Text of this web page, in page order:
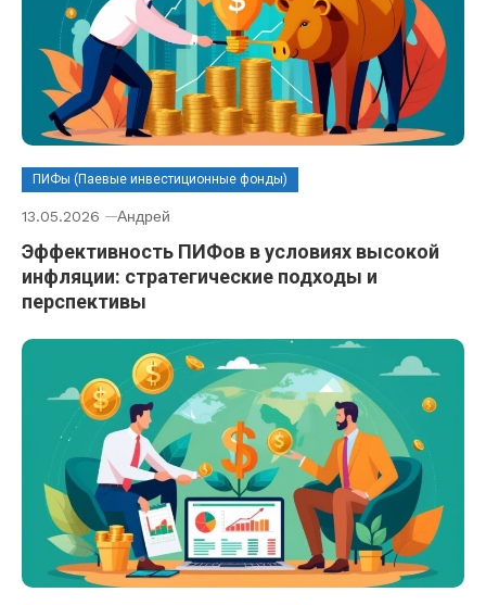
ПИФы (Паевые инвестиционные фонды)
13.05.2026 Андрей
Эффективность ПИФов в условиях высокой
инфляции: стратегические подходы и
перспективы